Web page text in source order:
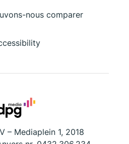
nous comparer
– Mediaplein 1, 2018